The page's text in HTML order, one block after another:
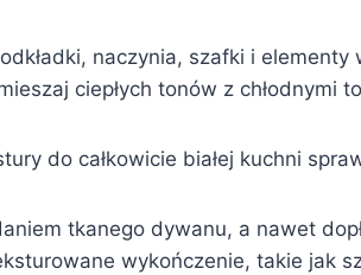
naczynia, szafki i
ciepłych tonów z chłodnymi
do całkowicie białej kuchni
tkanego dywanu, a nawet
wykończenie, takie jak